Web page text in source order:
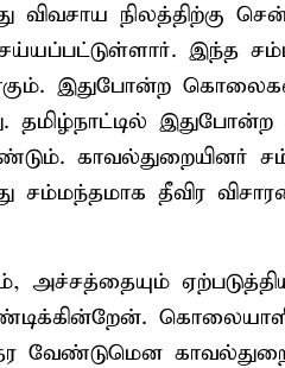
விவசாய நிலத்திற்கு
இந்த
இதுபோன்ற
தமிழ்நாட்டில்
காவல்துறையினர்
சம்மந்தமாக தீவிர
அச்சத்தையும்
வேண்டுமென